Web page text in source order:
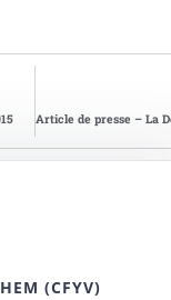
(CFYV)